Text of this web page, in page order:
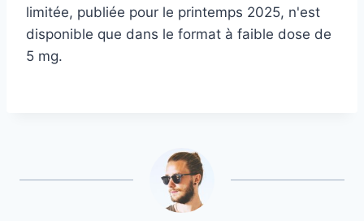
limitée, publiée pour le printemps 2025, n'est
disponible que dans le format à faible dose de
5 mg.